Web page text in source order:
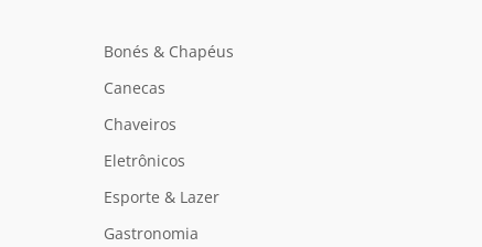
Bonés & Chapéus
Canecas
Chaveiros
Eletrônicos
Esporte & Lazer
Gastronomia